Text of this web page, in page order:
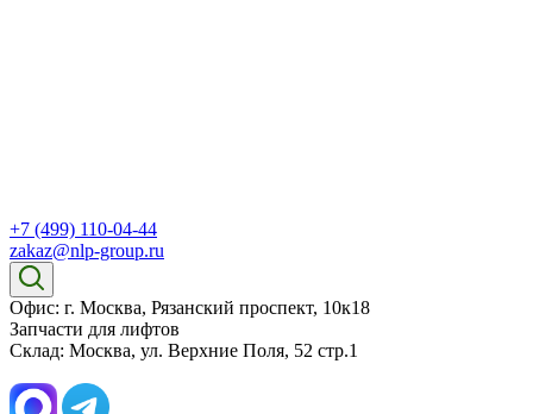
+7 (499) 110-04-44
zakaz@nlp-group.ru
Офис: г. Москва, Рязанский проспект, 10к18
Запчасти для лифтов
Склад: Москва, ул. Верхние Поля, 52 стр.1